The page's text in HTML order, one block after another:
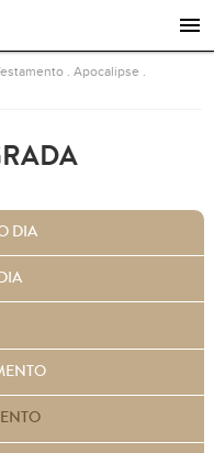
.Apocalipse
DIA